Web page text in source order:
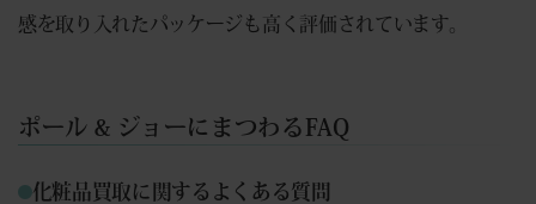
感を取り入れたパッケージも高く評価されています。
ポール & ジョーにまつわるFAQ
化粧品買取に関するよくある質問